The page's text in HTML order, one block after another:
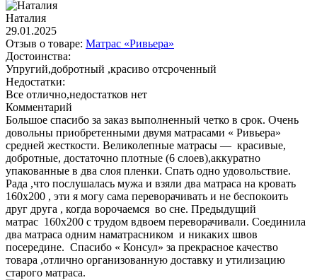
Наталия
29.01.2025
Отзыв о товаре: Матрас «Ривьера»
Достоинства:
Упругий,добротный ,красиво отсроченный
Недостатки:
Все отлично,недостатков нет
Комментарий
Большое спасибо за заказ выполненный четко в срок. Очень
довольны приобретенными двумя матрасами « Ривьера»
средней жесткости. Великолепные матрасы — красивые,
добротные, достаточно плотные (6 слоев),аккуратно
упакованные в два слоя пленки. Спать одно удовольствие.
Рада ,что послушалась мужа и взяли два матраса на кровать
160х200 , эти я могу сама переворачивать и не беспокоить
друг друга , когда ворочаемся во сне. Предыдущий
матрас 160х200 с трудом вдвоем переворачивали. Соединила
два матраса одним наматрасником и никаких швов
посередине. Спасибо « Консул» за прекрасное качество
товара ,отлично организованную доставку и утилизацию
старого матраса.